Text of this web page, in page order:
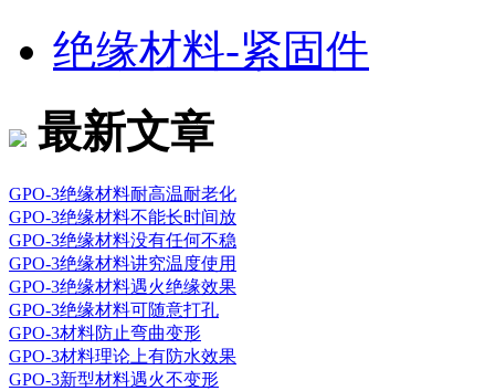
绝缘材料-紧固件
最新文章
GPO-3绝缘材料耐高温耐老化
GPO-3绝缘材料不能长时间放
GPO-3绝缘材料没有任何不稳
GPO-3绝缘材料讲究温度使用
GPO-3绝缘材料遇火绝缘效果
GPO-3绝缘材料可随意打孔
GPO-3材料防止弯曲变形
GPO-3材料理论上有防水效果
GPO-3新型材料遇火不变形